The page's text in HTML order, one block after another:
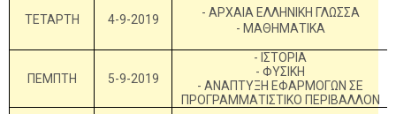
ΤΕΤΑΡΤΗ 4-9-2019
- ΑΡΧΑΙΑ ΕΛΛΗΝΙΚΗ ΓΛΩΣΣΑ
- ΜΑΘΗΜΑΤΙΚΑ
ΠΕΜΠΤΗ 5-9-2019
- ΙΣΤΟΡΙΑ
- ΦΥΣΙΚΗ
- ΑΝΑΠΤΥΞΗ ΕΦΑΡΜΟΓΩΝ ΣΕ
ΠΡΟΓΡΑΜΜΑΤΙΣΤΙΚΟ ΠΕΡΙΒΑΛΛΟΝ